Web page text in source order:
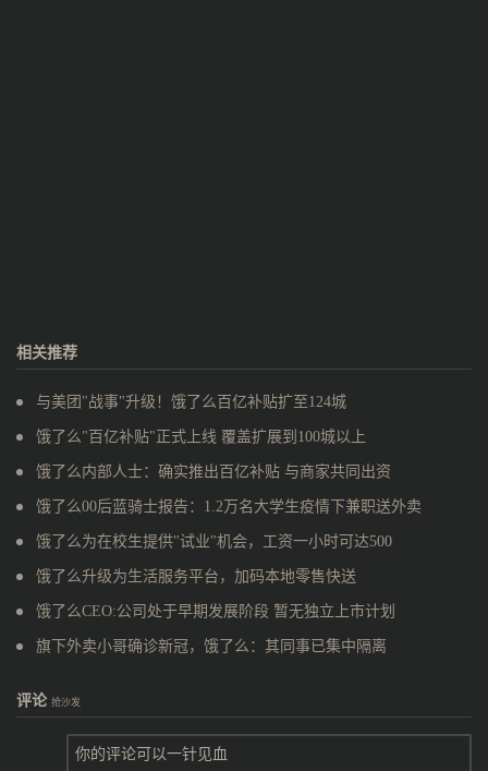
相关推荐
与美团"战事"升级！饿了么百亿补贴扩至124城
饿了么"百亿补贴"正式上线 覆盖扩展到100城以上
饿了么内部人士：确实推出百亿补贴 与商家共同出资
饿了么00后蓝骑士报告：1.2万名大学生疫情下兼职送外卖
饿了么为在校生提供"试业"机会，工资一小时可达500
饿了么升级为生活服务平台，加码本地零售快送
饿了么CEO:公司处于早期发展阶段 暂无独立上市计划
旗下外卖小哥确诊新冠，饿了么：其同事已集中隔离
评论 抢沙发